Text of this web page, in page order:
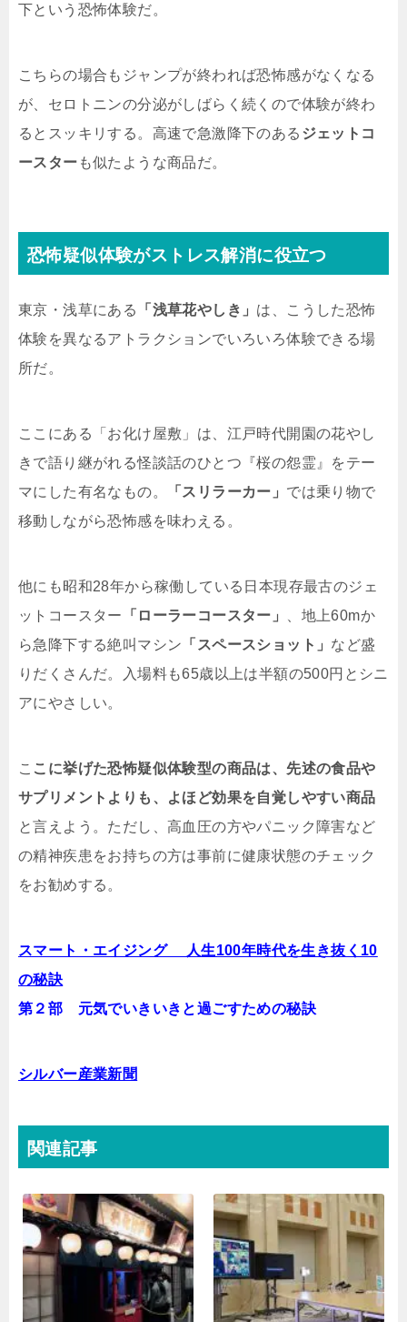
下という恐怖体験だ。
こちらの場合もジャンプが終われば恐怖感がなくなる
が、セロトニンの分泌がしばらく続くので体験が終わ
るとスッキリする。高速で急激降下のある ジェットコ
ースター も似たような商品だ。
恐怖疑似体験がストレス解消に役立つ
東京・浅草にある 「浅草花やしき」 は、こうした恐怖
体験を異なるアトラクションでいろいろ体験できる場
所だ。
ここにある「お化け屋敷」は、江戸時代開園の花やし
きで語り継がれる怪談話のひとつ『桜の怨霊』をテー
マにした有名なもの。
「スリラーカー」 では乗り物で
移動しながら恐怖感を味わえる。
他にも昭和28年から稼働している日本現存最古のジェ
ットコースター
「ローラーコースター」
、地上60mか
ら急降下する絶叫マシン 「スペースショット」 など盛
りだくさんだ。入場料も65歳以上は半額の500円とシニ
アにやさしい。
こ こに挙げた恐怖疑似体験型の商品は、先述の食品や
サプリメントよりも、よほど効果を自覚しやすい商品
と言えよう。ただし、高血圧の方やパニック障害など
の精神疾患をお持ちの方は事前に健康状態のチェック
をお勧めする。
スマート・エイジング 人生100年時代を生き抜く10
の秘訣
第２部 元気でいきいきと過ごすための秘訣
シルバー産業新聞
関連記事